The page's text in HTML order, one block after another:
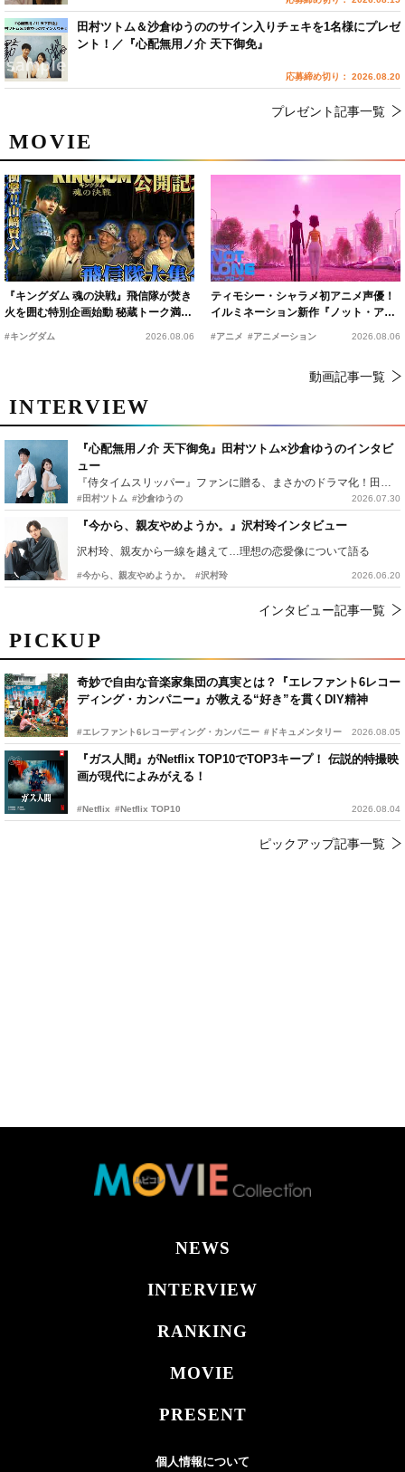
PICKUP
奇妙で自由な音楽家集団の真実とは？『エレファント6レコー
ディング・カンパニー』が教える“好き”を貫くDIY精神
#エレファント6レコーディング・カンパニー #ドキュメンタリー 2026.08.05
『ガス人間』がNetflix TOP10でTOP3キープ！ 伝説的特撮映
画が現代によみがえる！
#Netflix #Netflix TOP10 2026.08.04
ピックアップ記事一覧
MOVIE
『キングダム 魂の決戦』飛信隊が焚き
火を囲む特別企画始動 秘蔵トーク満載
#キングダム 2026.08.06
ティモシー・シャラメ初アニメ声優！
イルミネーション新作『ノット・アロ
#アニメ #アニメーション 2026.08.06
動画記事一覧
INTERVIEW
『心配無用ノ介 天下御免』田村ツトム×沙倉ゆうのインタビ
ュー
『侍タイムスリッパー』ファンに贈る、まさかのドラマ化！田村ツトム×沙倉ゆうのが語る『心配無用ノ介』撮影秘話
#田村ツトム #沙倉ゆうの 2026.07.30
『今から、親友やめようか。』沢村玲インタビュー
沢村玲、親友から一線を越えて…理想の恋愛像について語る
#今から、親友やめようか。 #沢村玲 2026.06.20
インタビュー記事一覧
田村ツトム＆沙倉ゆうののサイン入りチェキを1名様にプレゼ
ント！／『心配無用ノ介 天下御免』
応募締め切り： 2026.08.20
プレゼント記事一覧
NEWS
INTERVIEW
RANKING
MOVIE
PRESENT
個人情報について